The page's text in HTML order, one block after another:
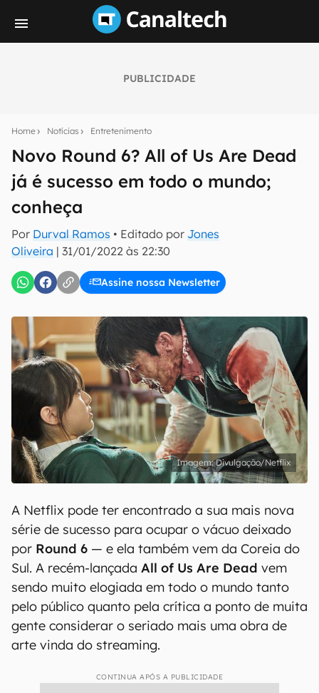
PUBLICIDADE
Home Notícias Entretenimento
Novo Round 6? All of Us Are Dead
já é sucesso em todo o mundo;
conheça
Por Durval Ramos • Editado por Jones
Oliveira | 31/01/2022 às 22:30
Assine nossa Newsletter
notícias e reviews sobre tecnologia em primeira
E-mail
inscreva-se
Confirmo que li, aceito e concordo com os Termos de
Uso e Política de Privacidade do Canaltech.
Divulgação/Netflix
A Netflix pode ter encontrado a sua mais nova
série de sucesso para ocupar o vácuo deixado
por Round 6 — e ela também vem da Coreia do
Sul. A recém-lançada All of Us Are Dead vem
sendo muito elogiada em todo o mundo tanto
pelo público quanto pela crítica a ponto de muita
gente considerar o seriado mais uma obra de
arte vinda do streaming.
CONTINUA APÓS A PUBLICIDADE